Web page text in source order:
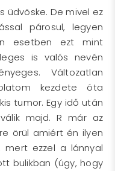
üdvöske. De mivel ez
párosul, legyen
esetben ezt mint
is valós nevén
Változatlan
kezdete óta
tumor. Egy idő után
majd. R már az
örül amiért én ilyen
mert ezzel a lánnyal
bulikban (úgy, hogy